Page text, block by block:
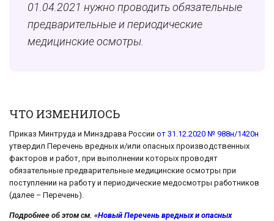
01.04.2021 нужно проводить обязательные
предварительные и периодические
медицинские осмотры.
ЧТО ИЗМЕНИЛОСЬ
Приказ Минтруда и Минздрава России от 31.12.2020 № 988н/1420н
утвердил Перечень вредных и/или опасных производственных
факторов и работ, при выполнении которых проводят
обязательные предварительные медицинские осмотры при
поступлении на работу и периодические медосмотры работников
(далее – Перечень).
Подробнее об этом см. «Новый Перечень вредных и опасных